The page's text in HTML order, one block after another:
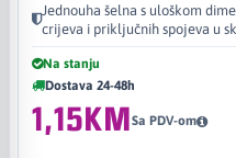
Jednouha šelna s uloškom
crijeva i priključnih spojeva u
Na stanju
Dostava 24-48h
1,15KMSa PDV-om